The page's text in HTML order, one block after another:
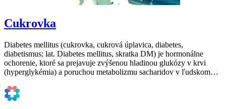
Cukrovka
Diabetes mellitus (cukrovka, cukrová úplavica, diabetes,
diabetismus; lat. Diabetes mellitus, skratka DM) je hormonálne
ochorenie, ktoré sa prejavuje zvýšenou hladinou glukózy v krvi
(hyperglykémia) a poruchou metabolizmu sacharidov v ľudskom…